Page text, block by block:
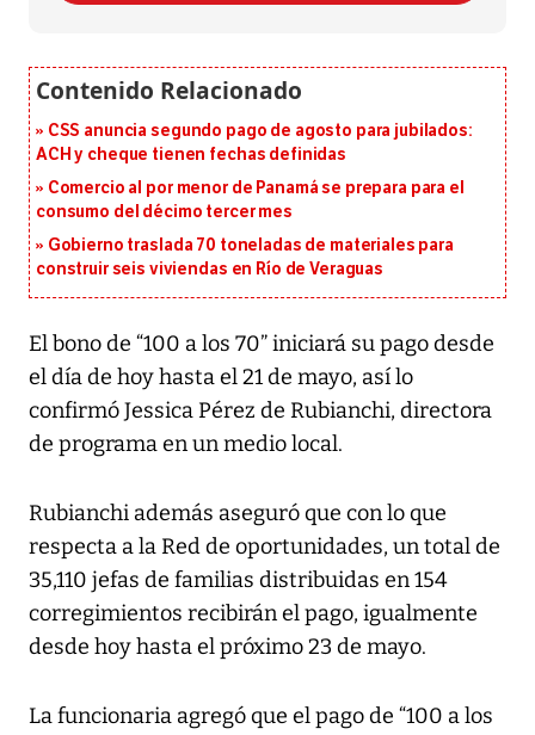
CSS anuncia segundo pago de agosto para jubilados:
ACH y cheque tienen fechas definidas
Comercio al por menor de Panamá se prepara para el
consumo del décimo tercer mes
Gobierno traslada 70 toneladas de materiales para
construir seis viviendas en Río de Veraguas
El bono de “100 a los 70” iniciará su pago desde
el día de hoy hasta el 21 de mayo, así lo
confirmó Jessica Pérez de Rubianchi, directora
de programa en un medio local.
Rubianchi además aseguró que con lo que
respecta a la Red de oportunidades, un total de
35,110 jefas de familias distribuidas en 154
corregimientos recibirán el pago, igualmente
desde hoy hasta el próximo 23 de mayo.
La funcionaria agregó que el pago de “100 a los